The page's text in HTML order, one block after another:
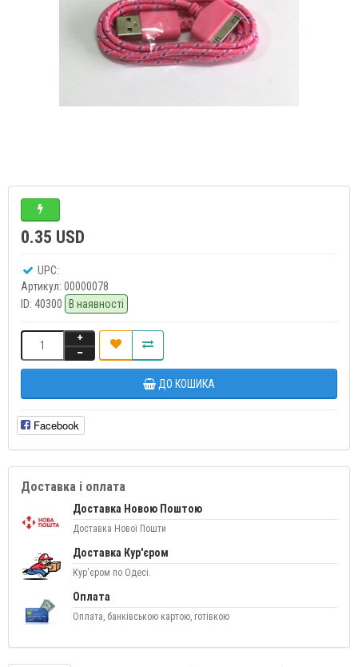
0.35 USD
UPC:
Артикул: 00000078
ID: 40300 В наявності
ДО КОШИКА
Facebook
Доставка і оплата
Доставка Новою Поштою
Доставка Нової Пошти
Доставка Кур'єром
Кур'єром по Одесі.
Оплата
Оплата, банківською картою, готівкою